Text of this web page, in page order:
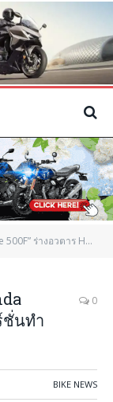
าร Honda CB500R Neo-Sport Cafe เวอร์ชั่นทำตลาดจีน
ชั่นทำ
0
BIKE NEWS